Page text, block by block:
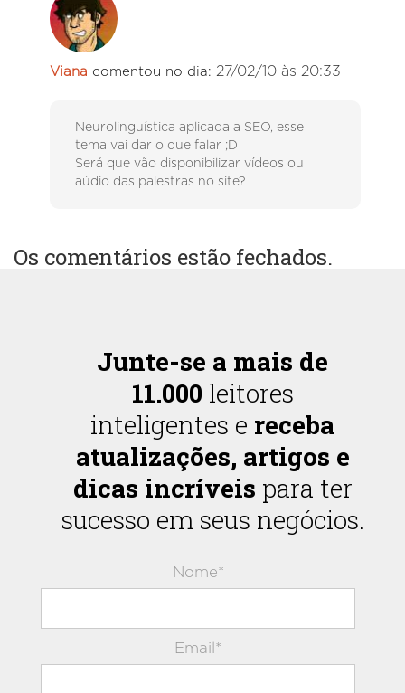
Viana comentou no dia: 27/02/10 às 20:33
Neurolinguística aplicada a SEO, esse
tema vai dar o que falar ;D
Será que vão disponibilizar vídeos ou
aúdio das palestras no site?
Os comentários estão fechados.
Junte-se a mais de
11.000 leitores
inteligentes e receba
atualizações, artigos e
dicas incríveis para ter
sucesso em seus negócios.
Nome*
Email*